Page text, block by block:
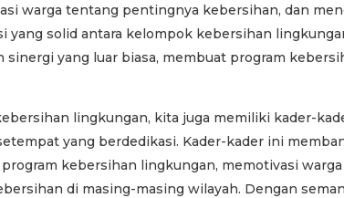
warga tentang pentingnya kebersihan, dan
yang solid antara kelompok kebersihan
sinergi yang luar biasa, membuat program
lingkungan, kita juga memiliki kader-
yang berdedikasi. Kader-kader ini
kebersihan lingkungan, memotivasi
di masing-masing wilayah. Dengan